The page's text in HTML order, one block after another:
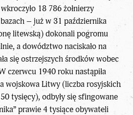
18 786 żołnierzy
– już w 31 października
litewską) dokonali pogromu
a dowództwo naciskało na
się ostrzejszych środków wobec
czerwcu 1940 roku nastąpiła
wojskowa Litwy (liczba rosyjskich
tysięcy), odbyły się sfingowane
prawie 4 tysiące obywateli